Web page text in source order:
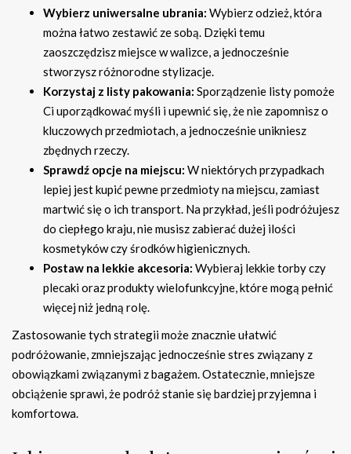
Wybierz uniwersalne ubrania: Wybierz odzież, która
można łatwo zestawić ze sobą. Dzięki temu
zaoszczędzisz miejsce w walizce, a jednocześnie
stworzysz różnorodne stylizacje.
Korzystaj z listy pakowania: Sporządzenie listy pomoże
Ci uporządkować myśli i upewnić się, że nie zapomnisz o
kluczowych przedmiotach, a jednocześnie unikniesz
zbędnych rzeczy.
Sprawdź opcje na miejscu: W niektórych przypadkach
lepiej jest kupić pewne przedmioty na miejscu, zamiast
martwić się o ich transport. Na przykład, jeśli podróżujesz
do ciepłego kraju, nie musisz zabierać dużej ilości
kosmetyków czy środków higienicznych.
Postaw na lekkie akcesoria: Wybieraj lekkie torby czy
plecaki oraz produkty wielofunkcyjne, które mogą pełnić
więcej niż jedną rolę.
Zastosowanie tych strategii może znacznie ułatwić
podróżowanie, zmniejszając jednocześnie stres związany z
obowiązkami związanymi z bagażem. Ostatecznie, mniejsze
obciążenie sprawi, że podróż stanie się bardziej przyjemna i
komfortowa.